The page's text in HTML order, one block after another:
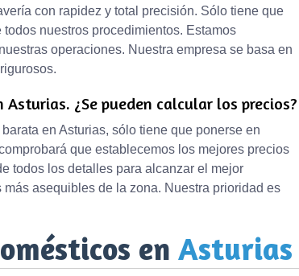
con rapidez y total precisión. Sólo tiene que
nuestros procedimientos. Estamos
operaciones. Nuestra empresa se basa en
¿Se pueden calcular los precios?
en Asturias, sólo tiene que ponerse en
que establecemos los mejores precios
todos los detalles para alcanzar el mejor
asequibles de la zona. Nuestra prioridad es
en Asturias